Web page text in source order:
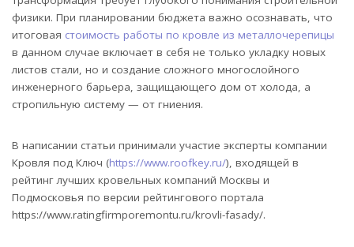
физики. При планировании бюджета важно осознавать, что
итоговая стоимость работы по кровле из металлочерепицы
в данном случае включает в себя не только укладку новых
листов стали, но и создание сложного многослойного
инженерного барьера, защищающего дом от холода, а
стропильную систему — от гниения.
В написании статьи принимали участие эксперты компании
Кровля под Ключ (https://www.roofkey.ru/), входящей в
рейтинг лучших кровельных компаний Москвы и
Подмосковья по версии рейтингового портала
https://www.ratingfirmporemontu.ru/krovli-fasady/.